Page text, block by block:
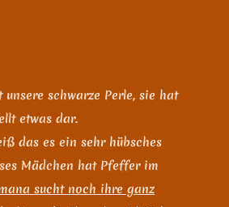
unsere schwarze Perle, sie hat
etwas dar.
das es ein sehr hübsches
Mädchen hat Pfeffer im
sucht noch ihre ganz